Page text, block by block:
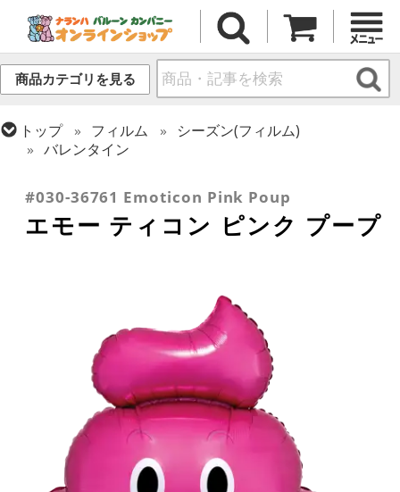
商品カテゴリを見る
トップ フィルム
シーズン(フィルム)
バレンタイン
#030-36761 Emoticon Pink Poup
エモー ティコン ピンク プープ